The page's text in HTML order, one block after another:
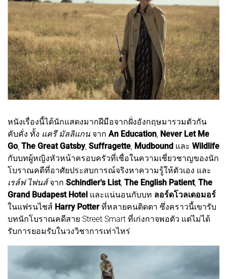
หนังเรื่องนี้ได้นักแสดงมากฝีมือจากฝั่งอังกฤษมารวมตัวกัน
คับคั่ง ทั้ง แครี มัลลิแกน จาก An Education, Never Let Me
Go, The Great Gatsby, Suffragette, Mudbound และ Wildlife
กับบทผู้หญิงหัวหน้าครอบครัวที่เชื่อในความเชี่ยวชาญของนัก
โบราณคดีที่อาศัยประสบการณ์จริงหาความรู้ให้ตัวเอง และ
เรล์ฟ ไฟนส์จาก Schindler's List, The English Patient, The
Grand Budapest Hotel และแน่นอนกับบท ลอร์ดโวลเดอมอร์
ในแฟรนไชส์ Harry Potterที่หลายคนติดตา ซึ่งคราวนี้เขารับ
บทนักโบราณคดีสาย Street Smart ที่เก่งกาจพอตัว แต่ไม่ได้
รับการยอมรับในวงวิชาการเท่าไหร่